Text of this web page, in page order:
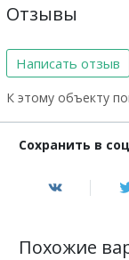
Отзывы
Написать отзыв
К этому объекту
Сохранить в
Похожие